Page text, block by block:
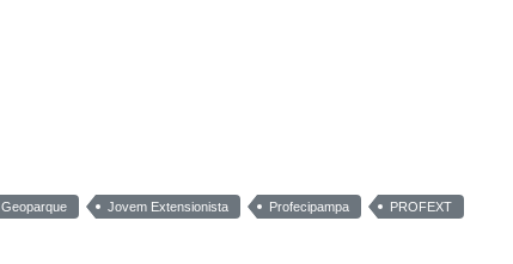
Geoparque Jovem Extensionista Profecipampa
PROFEXT